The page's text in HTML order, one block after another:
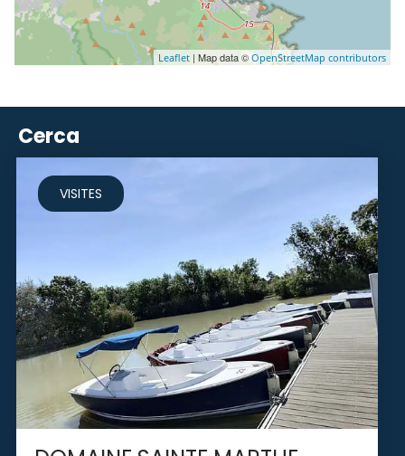
Leaflet | Map data © OpenStreetMap contributors
Cerca
VISITES